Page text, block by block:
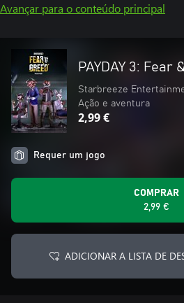
Avançar para o conteúdo principal
PAYDAY 3: Fear
Starbreeze
Ação e aventura
2,99 €
Requer um jogo
COMPRAR
2,99 €
ADICIONAR A LISTA DE